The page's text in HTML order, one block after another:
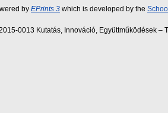
by EPrints 3 which is developed by the
0013 Kutatás, Innováció, Együttműködések